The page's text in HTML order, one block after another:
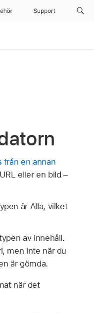
Support
från en annan
eller en bild –
är Alla, vilket
av innehåll.
men inte när du
är gömda.
när det